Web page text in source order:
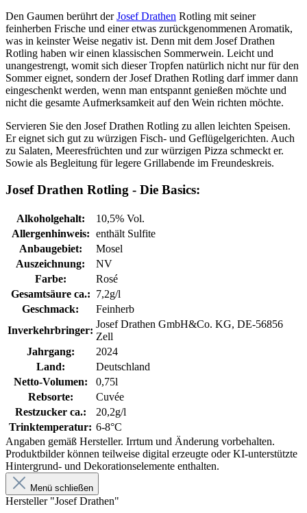
Den Gaumen berührt derJosef Drathen Rotling mit seiner
feinherben Frische und einer etwas zurückgenommenen Aromatik,
was in keinster Weise negativ ist. Denn mit dem Josef Drathen
Rotling haben wir einen klassischen Sommerwein. Leicht und
unangestrengt, womit sich dieser Tropfen natürlich nicht nur für den
Sommer eignet, sondern der Josef Drathen Rotling darf immer dann
eingeschenkt werden, wenn man entspannt genießen möchte und
nicht die gesamte Aufmerksamkeit auf den Wein richten möchte.
Servieren Sie den Josef Drathen Rotling zu allen leichten Speisen.
Er eignet sich gut zu würzigen Fisch- und Geflügelgerichten. Auch
zu Salaten, Meeresfrüchten und zur würzigen Pizza schmeckt er.
Sowie als Begleitung für legere Grillabende im Freundeskreis.
Josef Drathen Rotling - Die Basics:
Alkoholgehalt:
10,5% Vol.
Allergenhinweis: enthält Sulfite
Anbaugebiet:
Mosel
Auszeichnung:
NV
Farbe:
Rosé
Gesamtsäure ca.: 7,2g/l
Geschmack:
Feinherb
Inverkehrbringer:
Josef Drathen GmbH&Co. KG, DE-56856
Zell
Jahrgang:
2024
Land:
Deutschland
Netto-Volumen:
0,75l
Rebsorte:
Cuvée
Restzucker ca.:
20,2g/l
Trinktemperatur: 6-8°C
Angaben gemäß Hersteller. Irrtum und Änderung vorbehalten.
Produktbilder können teilweise digital erzeugte oder KI-unterstützte
Hintergrund- und Dekorationselemente enthalten.
Menü schließen
Hersteller "Josef Drathen"